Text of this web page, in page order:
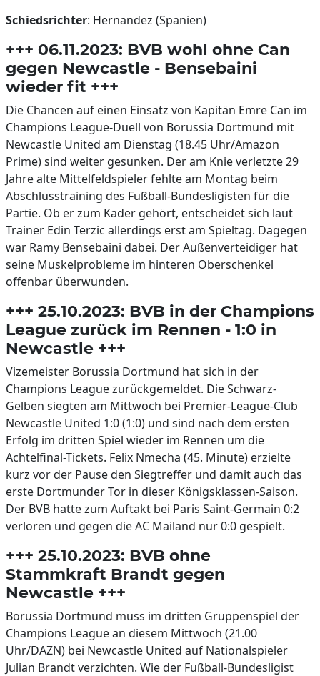
Schiedsrichter: Hernandez (Spanien)
+++ 06.11.2023: BVB wohl ohne Can
gegen Newcastle - Bensebaini
wieder fit +++
Die Chancen auf einen Einsatz von Kapitän Emre Can im
Champions League-Duell von Borussia Dortmund mit
Newcastle United am Dienstag (18.45 Uhr/Amazon
Prime) sind weiter gesunken. Der am Knie verletzte 29
Jahre alte Mittelfeldspieler fehlte am Montag beim
Abschlusstraining des Fußball-Bundesligisten für die
Partie. Ob er zum Kader gehört, entscheidet sich laut
Trainer Edin Terzic allerdings erst am Spieltag. Dagegen
war Ramy Bensebaini dabei. Der Außenverteidiger hat
seine Muskelprobleme im hinteren Oberschenkel
offenbar überwunden.
+++ 25.10.2023: BVB in der Champions
League zurück im Rennen - 1:0 in
Newcastle +++
Vizemeister Borussia Dortmund hat sich in der
Champions League zurückgemeldet. Die Schwarz-
Gelben siegten am Mittwoch bei Premier-League-Club
Newcastle United 1:0 (1:0) und sind nach dem ersten
Erfolg im dritten Spiel wieder im Rennen um die
Achtelfinal-Tickets. Felix Nmecha (45. Minute) erzielte
kurz vor der Pause den Siegtreffer und damit auch das
erste Dortmunder Tor in dieser Königsklassen-Saison.
Der BVB hatte zum Auftakt bei Paris Saint-Germain 0:2
verloren und gegen die AC Mailand nur 0:0 gespielt.
+++ 25.10.2023: BVB ohne
Stammkraft Brandt gegen
Newcastle +++
Borussia Dortmund muss im dritten Gruppenspiel der
Champions League an diesem Mittwoch (21.00
Uhr/DAZN) bei Newcastle United auf Nationalspieler
Julian Brandt verzichten. Wie der Fußball-Bundesligist